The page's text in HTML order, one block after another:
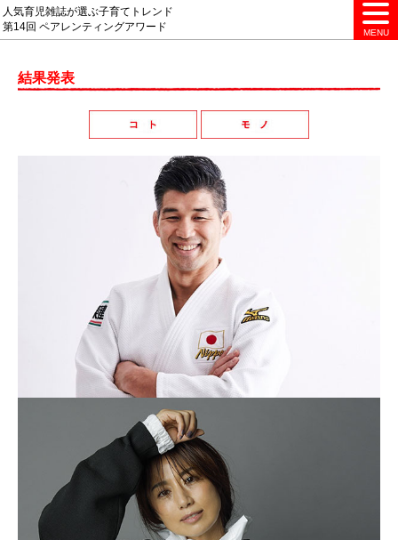
人気育児雑誌が選ぶ子育てトレンド
第14回 ペアレンティングアワード
MENU
結果発表